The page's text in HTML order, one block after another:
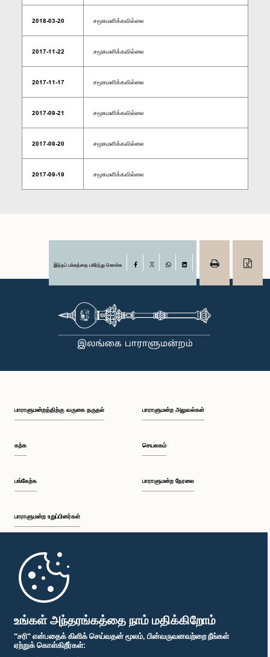
உங்கள் அந்தரங்கத்தை நாம் மதிக்கிறோம்
"சரி" என்பதைக் கிளிக் செய்வதன் மூலம், பின்வருவனவற்றை நீங்கள்
ஏற்றுக் கொள்கிறீர்கள்:
2018-03-20 சமூகமளிக்கவில்லை
2017-11-22 சமூகமளிக்கவில்லை
2017-11-17 சமூகமளிக்கவில்லை
2017-09-21 சமூகமளிக்கவில்லை
2017-09-20 சமூகமளிக்கவில்லை
2017-09-19 சமூகமளிக்கவில்லை
இந்தப் பக்கத்தை பகிர்ந்து கொள்க Facebook
பாராளுமன்றத்திற்கு வருகை தருதல்
கற்க
பங்கேற்க
பாராளுமன்ற உறுப்பினர்கள்
முதற்பக்கம்
பாராளுமன்ற அலுவல்கள்
செயலகம்
பாராளுமன்ற நேரலை
பாராளுமன்ற கையடக்க செயலி